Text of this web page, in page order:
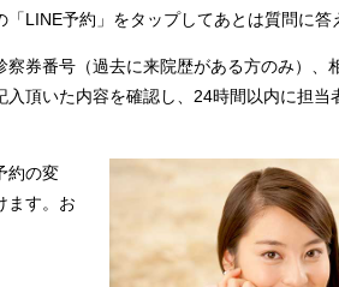
LINE予約」をタップしてあとは質問に答
券番号（過去に来院歴がある方のみ）、
頂いた内容を確認し、24時間以内に担当
約の変
ます。お